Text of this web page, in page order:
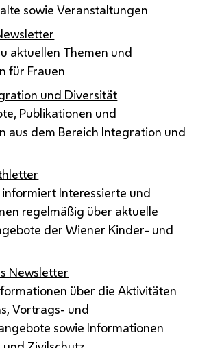
sowie Veranstaltungen
aktuellen Themen und
für Frauen
und Diversität
Publikationen und
aus dem Bereich Integration und
informiert Interessierte und
regelmäßig über aktuelle
der Wiener Kinder- und
Newsletter
über die Aktivitäten
Vortrags- und
sowie Informationen